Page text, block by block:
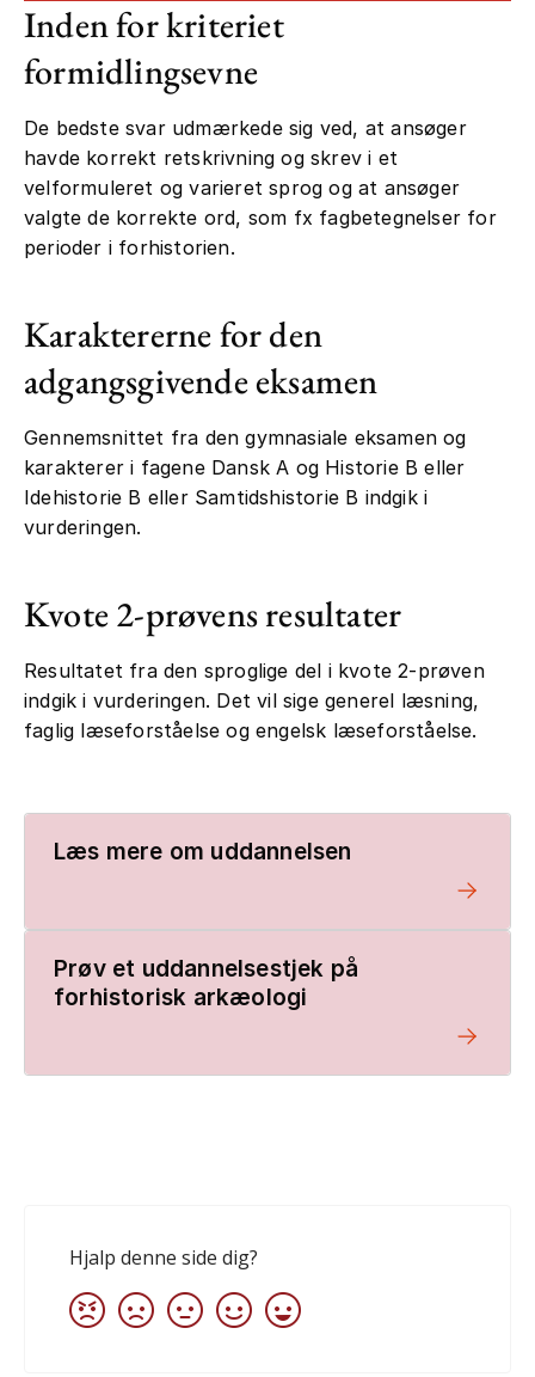
Inden for kriteriet
formidlingsevne
De bedste svar udmærkede sig ved, at ansøger
havde korrekt retskrivning og skrev i et
velformuleret og varieret sprog og at ansøger
valgte de korrekte ord, som fx fagbetegnelser for
perioder i forhistorien.
Karaktererne for den
adgangsgivende eksamen
Gennemsnittet fra den gymnasiale eksamen og
karakterer i fagene Dansk A og Historie B eller
Idehistorie B eller Samtidshistorie B indgik i
vurderingen.
Kvote 2-prøvens resultater
Resultatet fra den sproglige del i kvote 2-prøven
indgik i vurderingen. Det vil sige generel læsning,
faglig læseforståelse og engelsk læseforståelse.
Læs mere om uddannelsen
Prøv et uddannelsestjek på
forhistorisk arkæologi